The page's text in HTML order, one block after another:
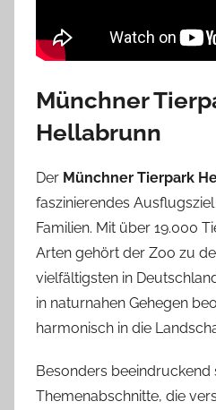
Münchner
Hellabrunn
Der Münchner Tierpark
faszinierendes
Familien. Mit über 19.000
Arten gehört der Zoo zu
vielfältigsten in
in naturnahen Gehegen
harmonisch in die
Besonders beeindruckend
Themenabschnitte, die